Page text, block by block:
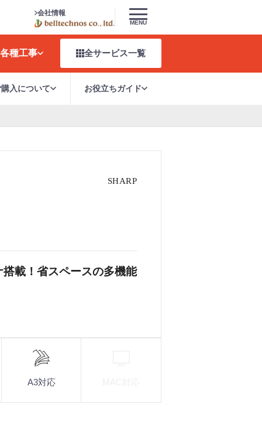
会社情報
MENU
各種工事 全サービス一覧
購入について お役立ちガイド
載！省スペースの多機能
A3対応